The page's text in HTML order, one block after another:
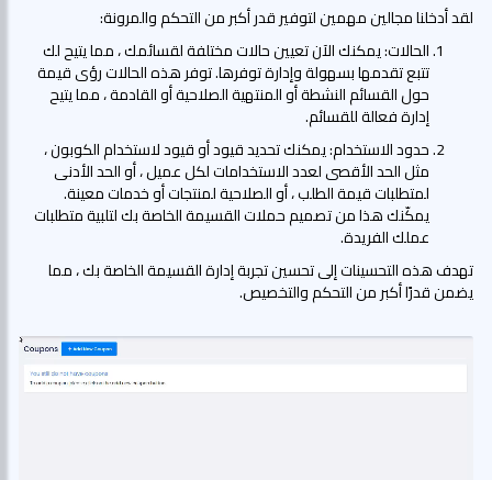
لقد أدخلنا مجالين مهمين لتوفير قدر أكبر من التحكم والمرونة:
الحالات: يمكنك الآن تعيين حالات مختلفة لقسائمك ، مما يتيح لك
تتبع تقدمها بسهولة وإدارة توفرها. توفر هذه الحالات رؤى قيمة
حول القسائم النشطة أو المنتهية الصلاحية أو القادمة ، مما يتيح
إدارة فعالة للقسائم.
حدود الاستخدام: يمكنك تحديد قيود أو قيود لاستخدام الكوبون ،
مثل الحد الأقصى لعدد الاستخدامات لكل عميل ، أو الحد الأدنى
لمتطلبات قيمة الطلب ، أو الصلاحية لمنتجات أو خدمات معينة.
يمكّنك هذا من تصميم حملات القسيمة الخاصة بك لتلبية متطلبات
عملك الفريدة.
تهدف هذه التحسينات إلى تحسين تجربة إدارة القسيمة الخاصة بك ، مما
يضمن قدرًا أكبر من التحكم والتخصيص.